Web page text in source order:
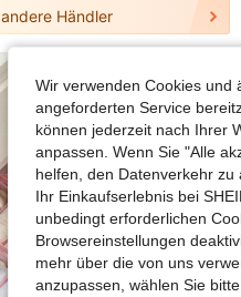
andere Händler
Wir verwenden Cookies und
angeforderten Service
können jederzeit nach Ihrer
anpassen. Wenn Sie "Alle
helfen, den Datenverkehr
Ihr Einkaufserlebnis bei
unbedingt erforderlichen
Browsereinstellungen
mehr über die von uns
anzupassen, wählen Sie